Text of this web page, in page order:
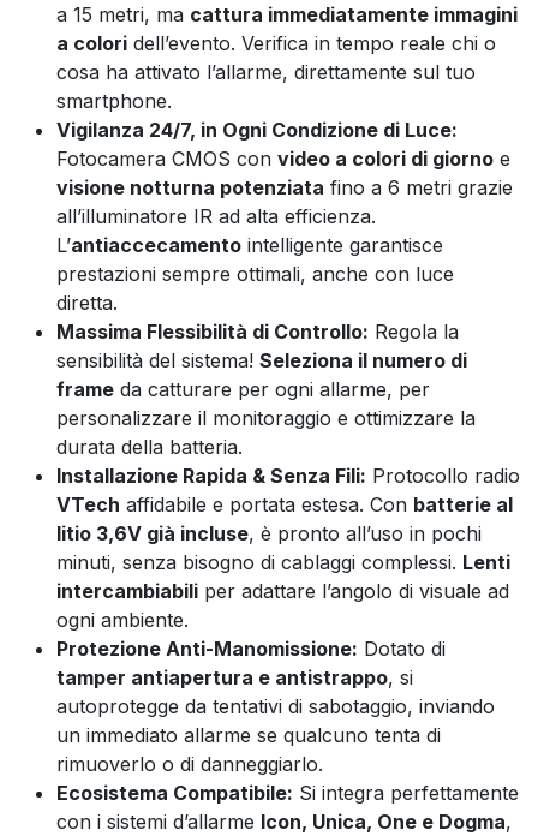
a 15 metri, ma cattura immediatamente immagini
a colori dell’evento. Verifica in tempo reale chi o
cosa ha attivato l’allarme, direttamente sul tuo
smartphone.
Vigilanza 24/7, in Ogni Condizione di Luce:
Fotocamera CMOS con video a colori di giorno e
visione notturna potenziata fino a 6 metri grazie
all’illuminatore IR ad alta efficienza.
L’antiaccecamento intelligente garantisce
prestazioni sempre ottimali, anche con luce
diretta.
Massima Flessibilità di Controllo: Regola la
sensibilità del sistema! Seleziona il numero di
frame da catturare per ogni allarme, per
personalizzare il monitoraggio e ottimizzare la
durata della batteria.
Installazione Rapida & Senza Fili: Protocollo radio
VTech affidabile e portata estesa. Con batterie al
litio 3,6V già incluse, è pronto all’uso in pochi
minuti, senza bisogno di cablaggi complessi. Lenti
intercambiabili per adattare l’angolo di visuale ad
ogni ambiente.
Protezione Anti-Manomissione: Dotato di
tamper antiapertura e antistrappo, si
autoprotegge da tentativi di sabotaggio, inviando
un immediato allarme se qualcuno tenta di
rimuoverlo o di danneggiarlo.
Ecosistema Compatibile: Si integra perfettamente
con i sistemi d’allarme Icon, Unica, One e Dogma,